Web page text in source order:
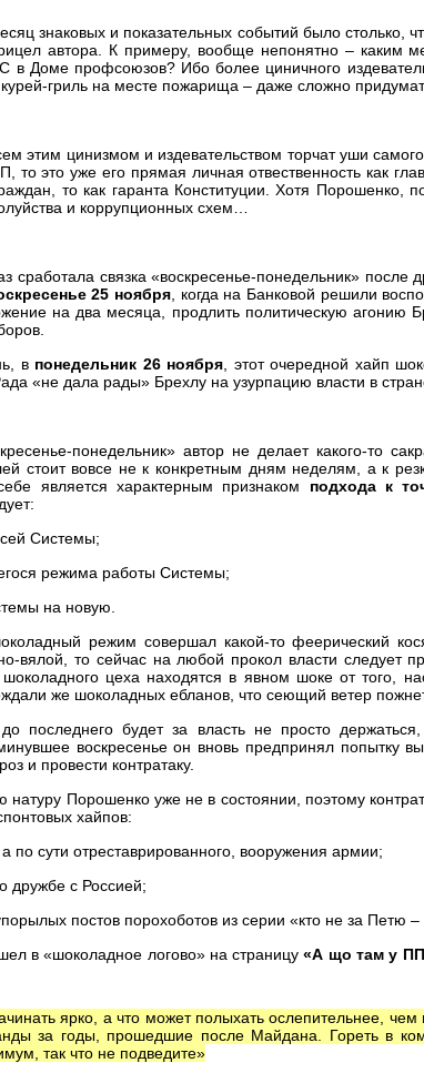
знаковых и показательных событий было столько,
автора. К примеру, вообще непонятно – каким
в Доме профсоюзов? Ибо более циничного
гриль на месте пожарища – даже сложно
этим цинизмом и издевательством торчат уши
то это уже его прямая личная отвественность как
то как гаранта Конституции. Хотя Порошенко,
и коррупционных схем…
сработала связка «воскресенье-понедельник» после
25 ноября , когда на Банковой решили
на два месяца, продлить политическую агонию
в понедельник 26 ноября , этот очередной хайп
«не дала рады» Брехлу на узурпацию власти в
понедельник» автор не делает какого-то
стоит вовсе не к конкретным дням неделям, а к
является характерным признаком подхода к
Системы;
режима работы Системы;
на новую.
режим совершал какой-то феерический
вялой, то сейчас на любой прокол власти следует
цеха находятся в явном шоке от того,
же шоколадных ебланов, что сеющий ветер
последнего будет за власть не просто
воскресенье он вновь предпринял попытку
и провести контратаку.
Порошенко уже не в состоянии, поэтому
хайпов:
по сути отреставрированного, вооружения армии;
дружбе с Россией;
постов порохоботов из серии «кто не за Петю –
в «шоколадное логово» на страницу«А що там у
ярко, а что может полыхать ослепительнее, чем
за годы, прошедшие после Майдана. Гореть в
так что не подведите»